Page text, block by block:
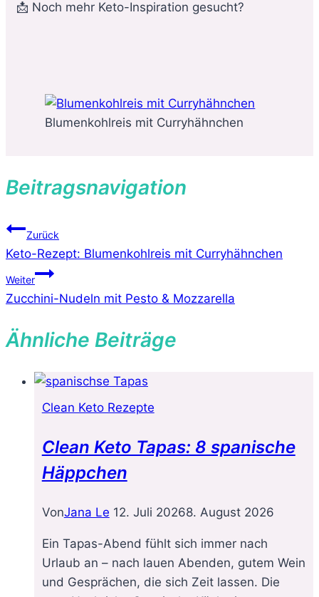
📩 Noch mehr Keto-Inspiration gesucht?
Blumenkohlreis mit Curryhähnchen
Beitragsnavigation
Zurück
Keto-Rezept: Blumenkohlreis mit Curryhähnchen
Weiter
Zucchini-Nudeln mit Pesto & Mozzarella
Ähnliche Beiträge
Clean Keto Rezepte
Clean Keto Tapas: 8 spanische
Häppchen
VonJana Le 12. Juli 20268. August 2026
Ein Tapas-Abend fühlt sich immer nach
Urlaub an – nach lauen Abenden, gutem Wein
und Gesprächen, die sich Zeit lassen. Die